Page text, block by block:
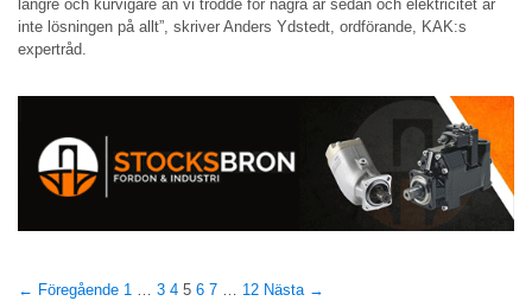
längre och kurvigare än vi trodde för några år sedan och elektricitet är
inte lösningen på allt”, skriver Anders Ydstedt, ordförande, KAK:s
expertråd.
← Föregående 1 3 4 5 6 7 12 Nästa →